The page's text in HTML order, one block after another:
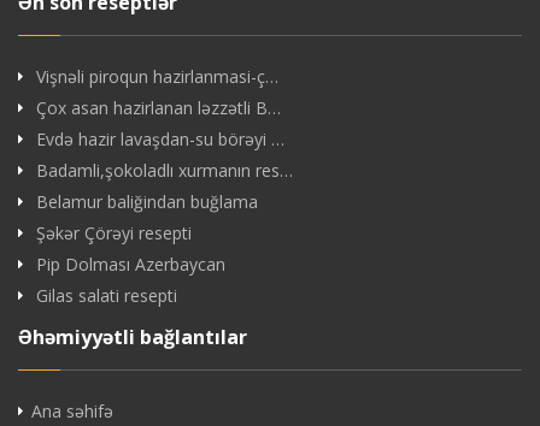
Vişnəli piroqun hazirlanmasi-ç…
Çox asan hazirlanan ləzzətli B…
Evdə hazir lavaşdan-su börəyi …
Badamli,şokoladlı xurmanın res…
Belamur baliğindan buğlama
Şəkər Çörəyi resepti
Pip Dolması Azerbaycan
Gilas salati resepti
Əhəmiyyətli bağlantılar
Ana səhifə